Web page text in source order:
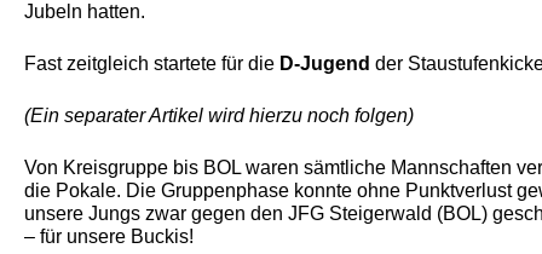
Jubeln hatten.
Fast zeitgleich startete für die D-Jugend der
(Ein separater Artikel wird hierzu noch folgen)
Von Kreisgruppe bis BOL waren sämtliche Mannschaften
die Pokale. Die Gruppenphase konnte ohne Punktverlust
unsere Jungs zwar gegen den JFG Steigerwald (BOL)
– für unsere Buckis!